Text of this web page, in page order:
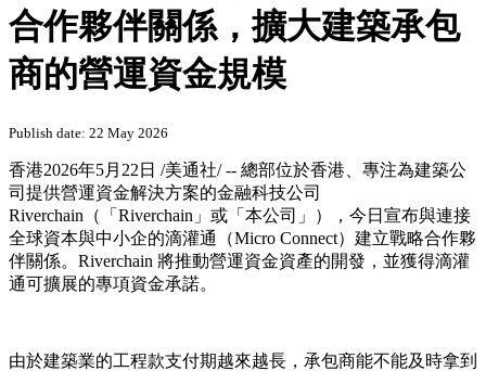
合作夥伴關係，擴大建築承包
商的營運資金規模
Publish date: 22 May 2026
香港2026年5月22日 /美通社/ -- 總部位於香港、專注為建築公
司提供營運資金解決方案的金融科技公司
Riverchain（「Riverchain」或「本公司」），今日宣布與連接
全球資本與中小企的滴灌通（Micro Connect）建立戰略合作夥
伴關係。Riverchain 將推動營運資金資產的開發，並獲得滴灌
通可擴展的專項資金承諾。
由於建築業的工程款支付期越來越長，承包商能不能及時拿到